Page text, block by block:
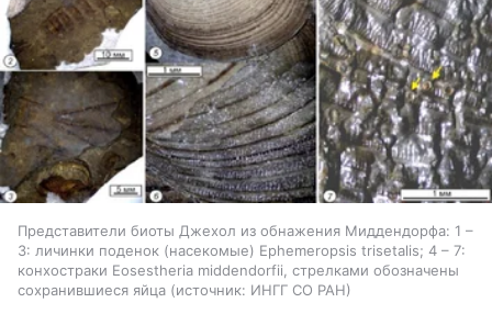
Представители биоты Джехол из обнажения Миддендорфа: 1 –
3: личинки поденок (насекомые) Ephemeropsis trisetalis; 4 – 7:
конхостраки Eosestheria middendorfii, стрелками обозначены
сохранившиеся яйца
источник: ИНГГ СО РАН